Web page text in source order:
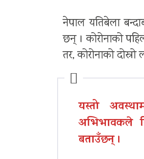
नेपाल यतिबेला
छन् । कोरोनाको
तर, कोरोनाको
यस्तो
अभिभावकले
बताउँछन् ।